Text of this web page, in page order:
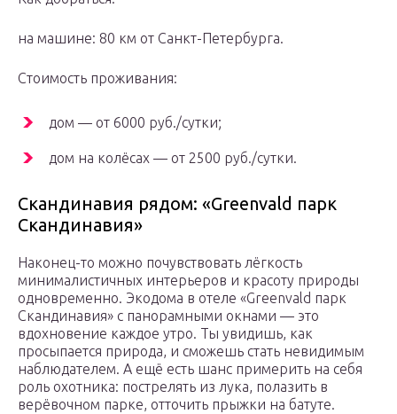
на машине: 80 км от Санкт-Петербурга.
Стоимость проживания:
дом — от 6000 руб./сутки;
дом на колёсах — от 2500 руб./сутки.
Скандинавия рядом: «Greenvald парк
Скандинавия»
Наконец-то можно почувствовать лёгкость
минималистичных интерьеров и красоту природы
одновременно. Экодома в отеле «Greenvald парк
Скандинавия» с панорамными окнами — это
вдохновение каждое утро. Ты увидишь, как
просыпается природа, и сможешь стать невидимым
наблюдателем. А ещё есть шанс примерить на себя
роль охотника: пострелять из лука, полазить в
верёвочном парке, отточить прыжки на батуте.